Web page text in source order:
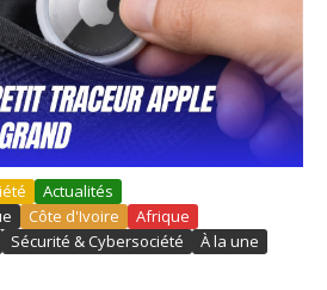
Actualités
Côte d'Ivoire
Afrique
Sécurité & Cybersociété
À la une